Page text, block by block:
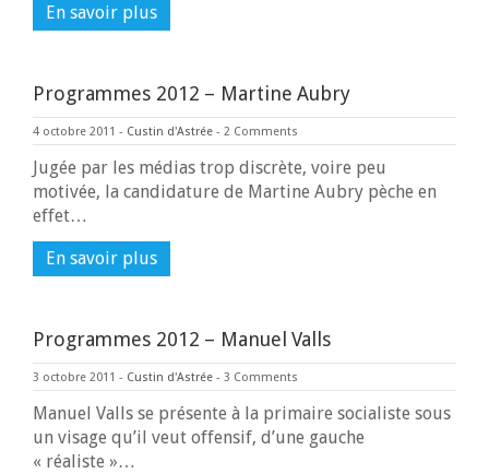
En savoir plus
Programmes 2012 – Martine Aubry
4 octobre 2011 - Custin d'Astrée - 2 Comments
Jugée par les médias trop discrète, voire peu
motivée, la candidature de Martine Aubry pèche en
effet…
En savoir plus
Programmes 2012 – Manuel Valls
3 octobre 2011 - Custin d'Astrée - 3 Comments
Manuel Valls se présente à la primaire socialiste sous
un visage qu’il veut offensif, d’une gauche
« réaliste »…